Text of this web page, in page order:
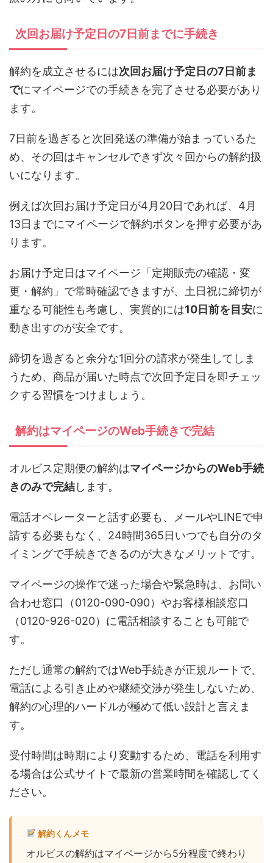
次回お届け予定日の7日前までに手続き
解約を成立させるには次回お届け予定日の7日前ま
でにマイページでの手続きを完了させる必要があり
ます。
7日前を過ぎると次回発送の準備が始まっているた
め、その回はキャンセルできず次々回からの解約扱
いになります。
例えば次回お届け予定日が4月20日であれば、4月
13日までにマイページで解約ボタンを押す必要があ
ります。
お届け予定日はマイページ「定期販売の確認・変
更・解約」で常時確認できますが、土日祝に締切が
重なる可能性も考慮し、実質的には10日前を目安に
動き出すのが安全です。
締切を過ぎると余分な1回分の請求が発生してしま
うため、商品が届いた時点で次回予定日を即チェッ
クする習慣をつけましょう。
解約はマイページのWeb手続きで完結
オルビス定期便の解約はマイページからのWeb手続
きのみで完結します。
電話オペレーターと話す必要も、メールやLINEで申
請する必要もなく、24時間365日いつでも自分のタ
イミングで手続きできるのが大きなメリットです。
マイページの操作で迷った場合や緊急時は、お問い
合わせ窓口（0120-090-090）やお客様相談窓口
（0120-926-020）に電話相談することも可能で
す。
ただし通常の解約ではWeb手続きが正規ルートで、
電話による引き止めや継続交渉が発生しないため、
解約の心理的ハードルが極めて低い設計と言えま
す。
受付時間は時期により変動するため、電話を利用す
る場合は公式サイトで最新の営業時間を確認してく
ださい。
解約くんメモ
オルビスの解約はマイページから5分程度で終わり